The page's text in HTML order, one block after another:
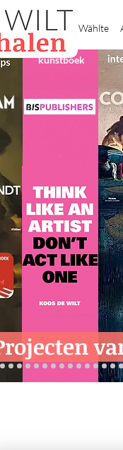
Heim Wählte
kunstboek